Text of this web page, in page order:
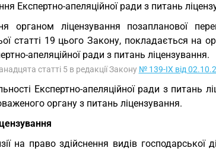
Експертно-апеляційної ради з питань
органом ліцензування позапланової
статті 19 цього Закону, покладається на
апеляційної ради з питань ліцензування.
статті 5 в редакції Закону № 139-IX від
Експертно-апеляційної ради з питань
органу з питань ліцензування.
на право здійснення видів господарської